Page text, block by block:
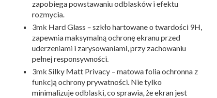
zapobiega powstawaniu odblasków i efektu
rozmycia.
3mk Hard Glass – szkło hartowane o twardości 9H,
zapewnia maksymalną ochronę ekranu przed
uderzeniami i zarysowaniami, przy zachowaniu
pełnej responsywności.
3mk Silky Matt Privacy – matowa folia ochronna z
funkcją ochrony prywatności. Nie tylko
minimalizuje odblaski, co sprawia, że ekran jest